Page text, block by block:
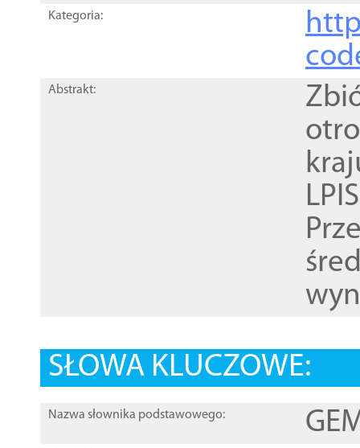
Kategoria:
Abstrakt:
SŁOWA KLUCZOWE:
Nazwa słownika podstawowego: